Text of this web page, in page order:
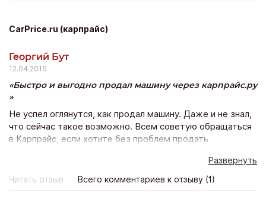
CarPrice.ru (карпрайс)
Георгий Бут
12.04.2016
Быстро и выгодно продал машину через карпрайс.ру
Не успел оглянутся, как продал машину. Даже и не знал,
что сейчас такое возможно. Всем советую обращаться
в Карпрайс, если хотите без проблем продать
После диагностики машину выставляют на аукцион, а
там за нее воюют дилеры, предлагая все больше и
Развернуть
Читать отзыв
Всего комментариев к отзыву (1)